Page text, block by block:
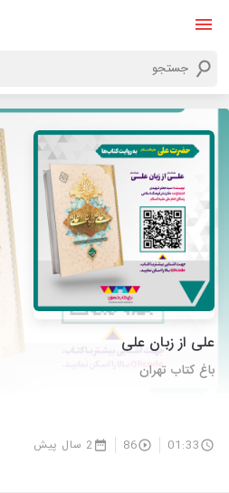
علی از زبان علی
باغ کتاب تهران
01:33
86 2 سال پیش